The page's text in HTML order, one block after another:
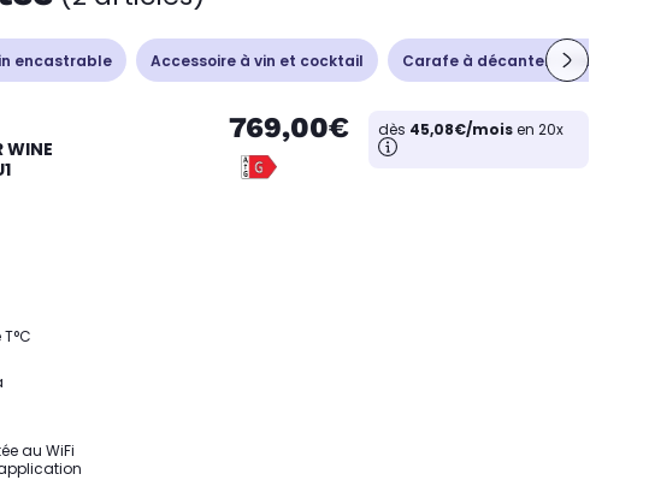
encastrable Accessoire à vin et cocktail Carafe à décanter - Aérateur
au WiFi
769,00€ dès 45,08€/moisen 20x